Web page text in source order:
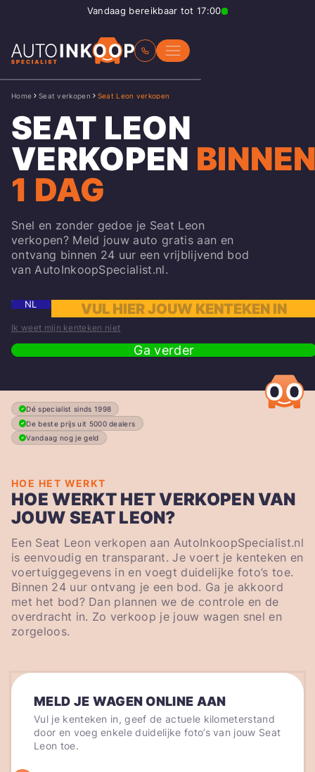
Vandaag bereikbaar tot 17:00
Home Seat verkopen Seat Leon verkopen
SEAT LEON
VERKOPEN
1 DAG
Snel en zonder gedoe je Seat Leon
verkopen? Meld jouw auto gratis aan en
ontvang binnen 24 uur een vrijblijvend bod
van AutoInkoopSpecialist.nl.
NL
Ik weet mijn kenteken niet
Ga verder
Dé specialist sinds 1998
De beste prijs uit 5000 dealers
Vandaag nog je geld
HOE HET WERKT
HOE WERKT HET VERKOPEN VAN
JOUW SEAT LEON?
Een Seat Leon verkopen aan AutoInkoopSpecialist.nl
is eenvoudig en transparant. Je voert je kenteken en
voertuiggegevens in en voegt duidelijke foto’s toe.
Binnen 24 uur ontvang je een bod. Ga je akkoord
met het bod? Dan plannen we de controle en de
overdracht in. Zo verkoop je jouw wagen snel en
zorgeloos.
MELD JE WAGEN ONLINE AAN
Vul je kenteken in, geef de actuele kilometerstand
door en voeg enkele duidelijke foto’s van jouw Seat
Leon toe.